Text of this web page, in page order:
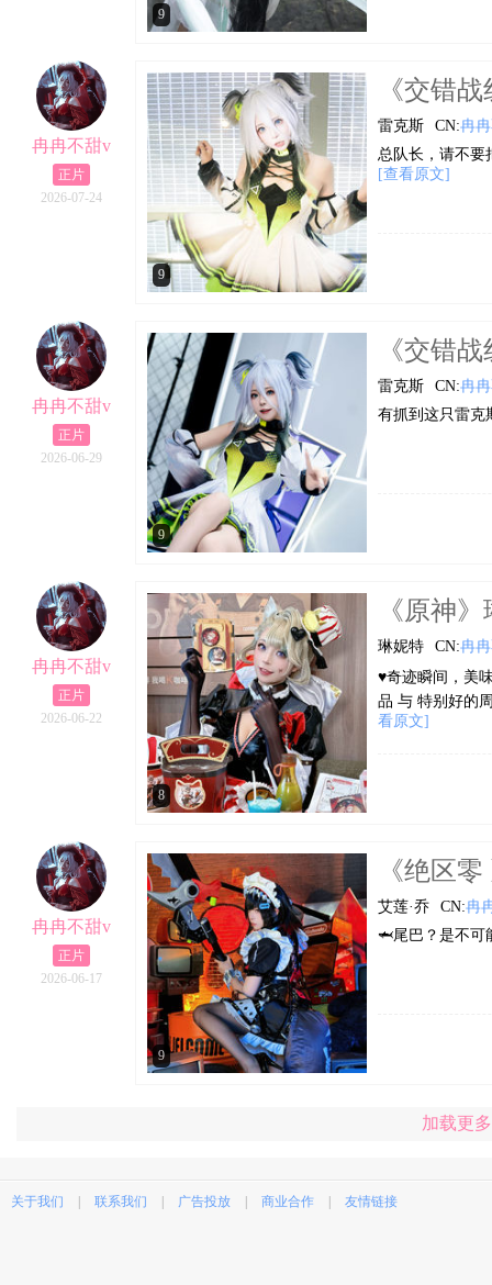
9
冉冉不甜v
正片
2026-07-24
9
《交错
雷克斯 CN:冉
总队长，请不
[查看原文]
冉冉不甜v
正片
2026-06-29
9
《交错
雷克斯 CN:冉
有抓到这只雷克
冉冉不甜v
正片
2026-06-22
8
《原神
琳妮特 CN:冉
♥️奇迹瞬间，美
品 与 特别好的
看原文]
冉冉不甜v
正片
2026-06-17
9
《绝区
艾莲·乔 CN:冉
🦈尾巴？是不
加载更
关于我们 联系我们 广告投放 商业合作 友情链接